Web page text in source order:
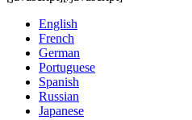
English
French
German
Portuguese
Spanish
Russian
Japanese